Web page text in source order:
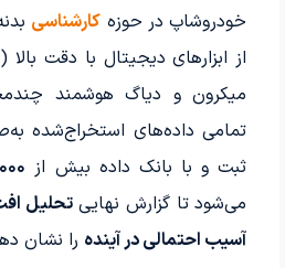
خودروشاپ در حوزه کارشناسی
میکرون و دیاگ هوشمند
تمامی داده‌های استخراج‌شده
ثبت و با بانک داده بیش از ۱۰۰۰ خودرو
می‌شود تا گزارش نهاییتحلیل
آسیب احتمالی در آینده را نشان